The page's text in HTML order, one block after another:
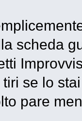
scheda
se lo
pare